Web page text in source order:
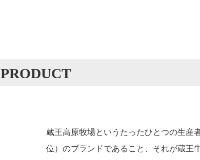
PRODUCT
蔵王高原牧場というたったひとつの生産
位）のブランドであること、それが蔵王